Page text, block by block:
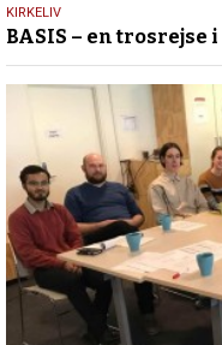
27.
april
2023
KIRKELIV
BASIS – en trosrejse